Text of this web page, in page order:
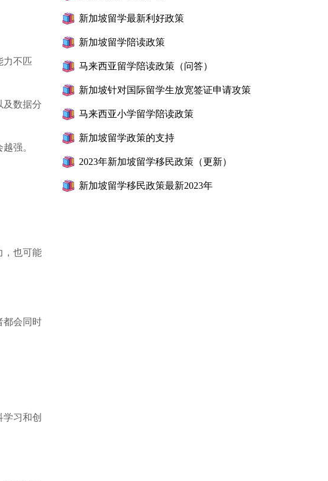
不匹
数据分
强。
也可能
会同时
习和创
新加坡留学最新利好政策
新加坡留学陪读政策
马来西亚留学陪读政策（问答）
新加坡针对国际留学生放宽签证申请攻策
马来西亚小学留学陪读政策
新加坡留学政策的支持
2023年新加坡留学移民政策（更新）
新加坡留学移民政策最新2023年